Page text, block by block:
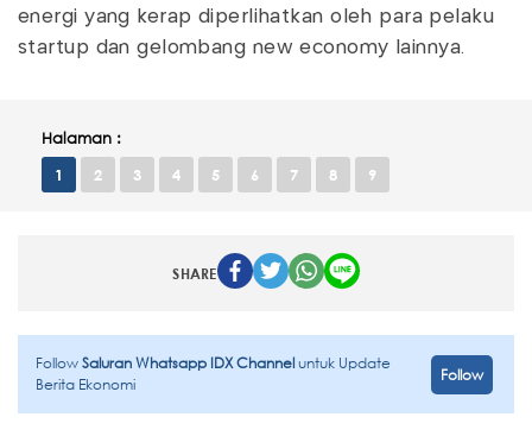
energi yang kerap diperlihatkan oleh para pelaku
startup dan gelombang new economy lainnya.
Halaman :
1 2 3 4 5 6 7 8 9
SHARE
FollowSaluran Whatsapp IDX Channeluntuk Update
Berita Ekonomi
Follow